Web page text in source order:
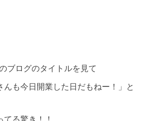
ブログのタイトルを見て
んも今日開業した日だもねー！」と
る驚き！！